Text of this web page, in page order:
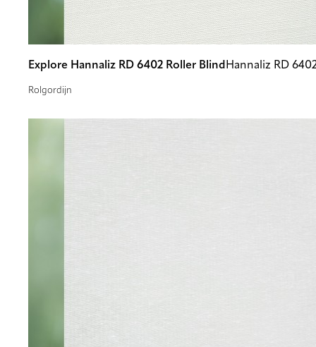
Explore Hannaliz RD 6402 Roller Blind Hannaliz RD
Rolgordijn